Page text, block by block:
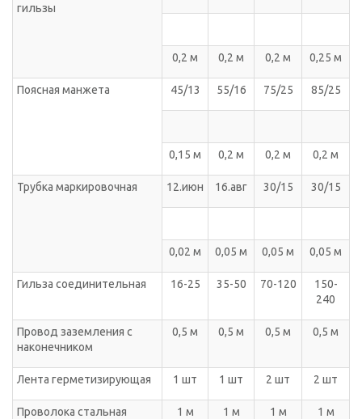
гильзы
0,2 м 0,2 м 0,2 м 0,25 м
Поясная манжета 45/13 55/16 75/25 85/25
0,15 м 0,2 м 0,2 м 0,2 м
Трубка маркировочная 12.июн 16.авг 30/15 30/15
0,02 м 0,05 м 0,05 м 0,05 м
Гильза соединительная 16-25 35-50 70-120
150-
240
Провод заземления с
наконечником
0,5 м 0,5 м 0,5 м 0,5 м
Лента герметизирующая 1 шт 1 шт 2 шт 2 шт
Проволока стальная
1 м 1 м 1 м 1 м